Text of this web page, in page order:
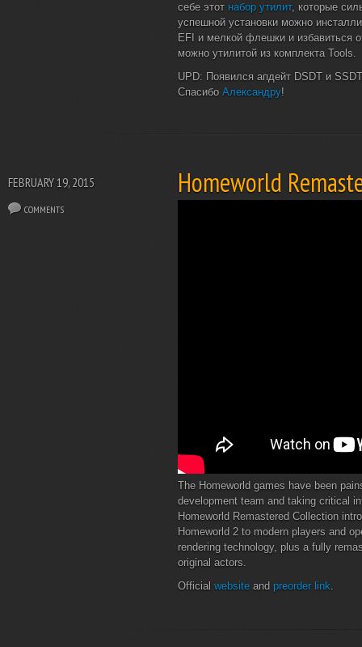
себе этот набор утилит, которые
успешной установки можно
EFI и мелкой флешки и избавиться
можно утилитой из комплекта Tools.
UPD: Появился апдейт DSDT и
Спасибо Александру!
Homeworld
FEBRUARY 19, 2015
The Homeworld games have been
development team and taking critical
Homeworld Remastered Collection
Homeworld 2 to modern players and
rendering technology, plus a fully
original actors.
Official website and preorder link
COMMENTS